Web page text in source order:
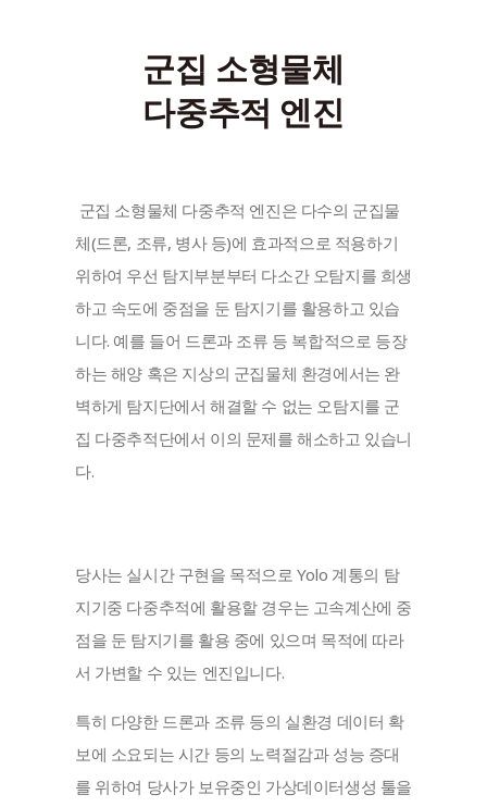
군집 소형물체
다중추적 엔진
체(드론, 조류, 병사 등)에 효과적으로 적용하기
위하여 우선 탐지부분부터 다소간 오탐지를 희생
하고 속도에 중점을 둔 탐지기를 활용하고 있습
니다. 예를 들어 드론과 조류 등 복합적으로 등장
하는 해양 혹은 지상의 군집물체 환경에서는 완
벽하게 탐지단에서 해결할 수 없는 오탐지를 군
집 다중추적단에서 이의 문제를 해소하고 있습니
다.
당사는 실시간 구현을 목적으로 Yolo 계통의 탐
지기중 다중추적에 활용할 경우는 고속계산에 중
점을 둔 탐지기를 활용 중에 있으며 목적에 따라
서 가변할 수 있는 엔진입니다.
특히 다양한 드론과 조류 등의 실환경 데이터 확
보에 소요되는 시간 등의 노력절감과 성능 증대
를 위하여 당사가 보유중인 가상데이터생성 툴을